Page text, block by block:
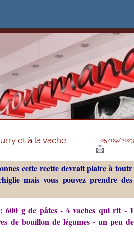
et à la vache
05/09/2023
cette reette devrait plaire à toutr
mais vous pouvez prendre des
600 g de pâtes - 6 vaches qui rit - 1
de bouillon de légumes - un peu de